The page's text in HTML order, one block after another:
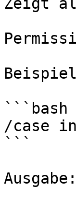
```bash
/case
```
Ausgabe: